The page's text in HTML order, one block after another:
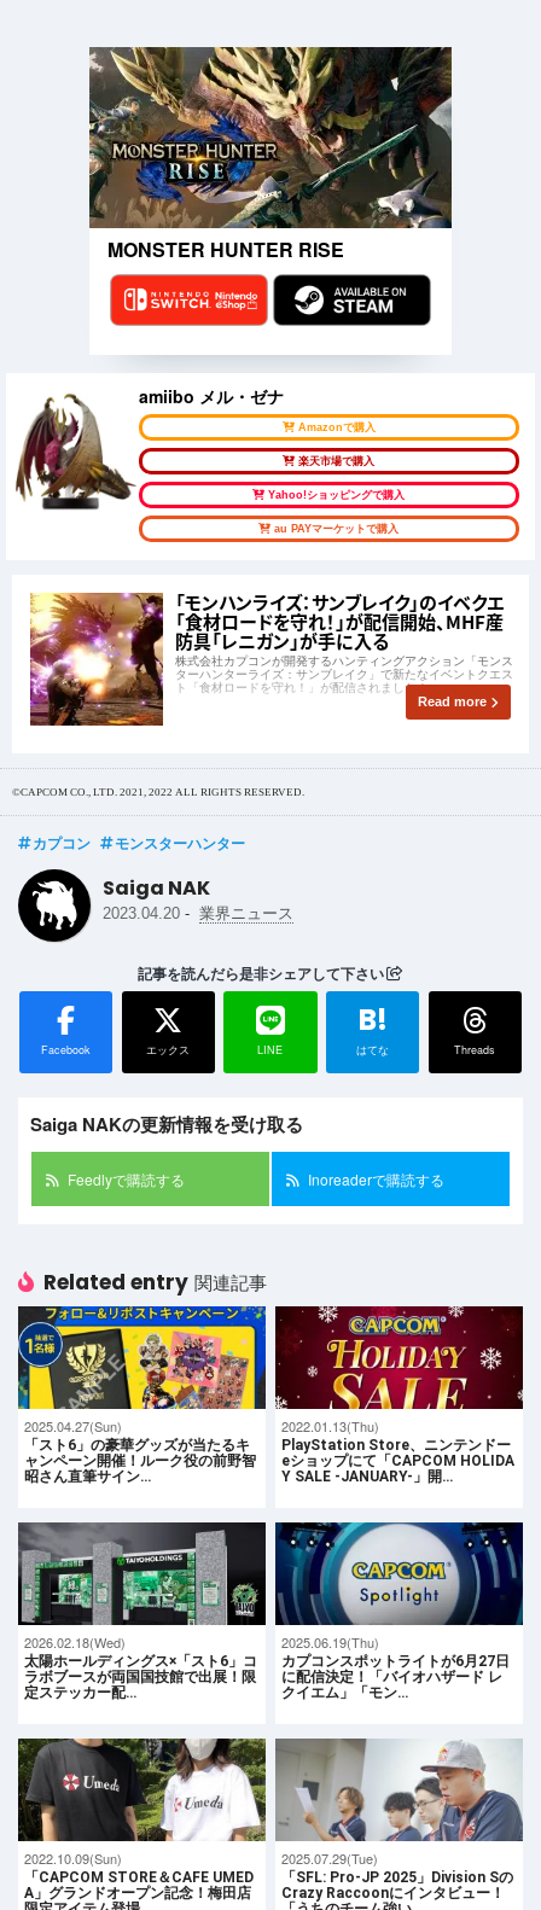
MONSTER HUNTER RISE
amiibo メル・ゼナ
Amazonで購入
楽天市場で購入
Yahoo!ショッピングで購入
au PAYマーケットで購入
「モンハンライズ：サンブレイク」のイベクエ
「食材ロードを守れ！」が配信開始、MHF産
防具「レニガン」が手に入る
株式会社カプコンが開発するハンティングアクション「モンス
ターハンターライズ：サンブレイク」で新たなイベントクエス
ト「食材ロードを守れ！」が配信されました！
Read more
©CAPCOM CO., LTD. 2021, 2022 ALL RIGHTS RESERVED.
カプコン モンスターハンター
Saiga NAK
2023.04.20 - 業界ニュース
記事を読んだら是非シェアして下さい
Facebook エックス LINE
B!
はてな Threads
Saiga NAKの更新情報を受け取る
Feedlyで購読する Inoreaderで購読する
Related entry 関連記事
2025.04.27(Sun)
「スト6」の豪華グッズが当たるキ
ャンペーン開催！ルーク役の前野智
昭さん直筆サイン…
2022.01.13(Thu)
PlayStation Store、ニンテンドー
eショップにて「CAPCOM HOLIDA
Y SALE -JANUARY-」開…
2026.02.18(Wed)
太陽ホールディングス×「スト6」コ
ラボブースが両国国技館で出展！限
定ステッカー配…
2025.06.19(Thu)
カプコンスポットライトが6月27日
に配信決定！「バイオハザード レ
クイエム」「モン…
2022.10.09(Sun)
「CAPCOM STORE＆CAFE UMED
A」グランドオープン記念！梅田店
2025.07.29(Tue)
「SFL: Pro-JP 2025」Division Sの
Crazy Raccoonにインタビュー！